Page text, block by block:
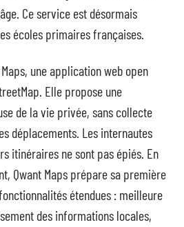
Ce service est désormais
écoles primaires françaises.
une application web open
Elle propose une
de la vie privée, sans collecte
déplacements. Les internautes
itinéraires ne sont pas épiés. En
Qwant Maps prépare sa première
étendues : meilleure
des informations locales,